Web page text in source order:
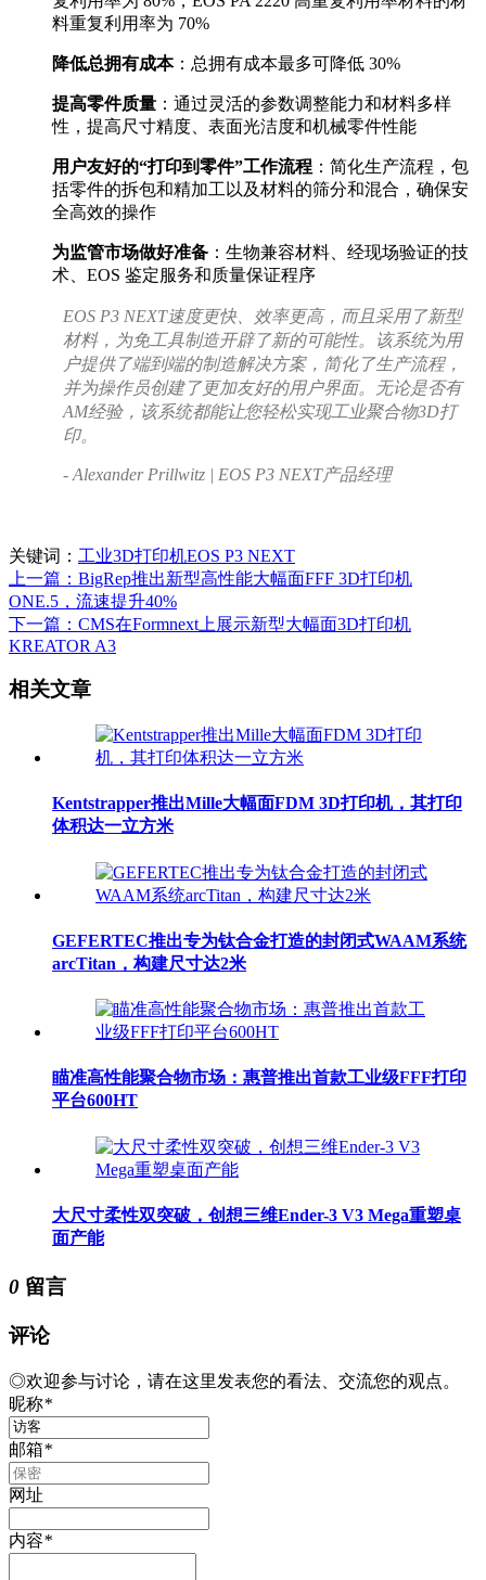
料重复利用率为 70%
降低总拥有成本：总拥有成本最多可降低 30%
提高零件质量 ：通过灵活的参数调整能力和材料多样
性，提高尺寸精度、表面光洁度和机械零件性能
用户友好的“打印到零件”工作流程 ：简化生产流程，包
括零件的拆包和精加工以及材料的筛分和混合，确保安
全高效的操作
为监管市场做好准备 ：生物兼容材料、经现场验证的技
术、EOS 鉴定服务和质量保证程序
EOS P3 NEXT速度更快、效率更高，而且采用了新型
材料，为免工具制造开辟了新的可能性。该系统为用
户提供了端到端的制造解决方案，简化了生产流程，
并为操作员创建了更加友好的用户界面。无论是否有
AM经验，该系统都能让您轻松实现工业聚合物3D打
印。
- Alexander Prillwitz | EOS P3 NEXT产品经理
关键词： 工业3D打印机EOS P3 NEXT
上一篇：BigRep推出新型高性能大幅面FFF 3D打印机
ONE.5，流速提升40%
下一篇：CMS在Formnext上展示新型大幅面3D打印机
KREATOR A3
相关文章
Kentstrapper推出Mille大幅面FDM 3D打印机，其打印
体积达一立方米
GEFERTEC推出专为钛合金打造的封闭式WAAM系统
arcTitan，构建尺寸达2米
瞄准高性能聚合物市场：惠普推出首款工业级FFF打印
平台600HT
大尺寸柔性双突破，创想三维Ender-3 V3 Mega重塑桌
面产能
0 留言
评论
◎欢迎参与讨论，请在这里发表您的看法、交流您的观点。
昵称*
邮箱*
网址
内容*